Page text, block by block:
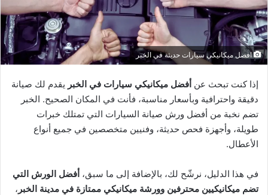
افضل ميكانيكي سيارات حديثة في الخبر
إذا كنت تبحث عن أفضل ميكانيكي سيارات في الخبر يقدم لك صيانة
دقيقة واحترافية وبأسعار مناسبة، فأنت في المكان الصحيح. الخبر
تضم نخبة من أفضل ورش صيانة السيارات التي تمتلك خبرات
طويلة، وأجهزة فحص حديثة، وفنيين متخصصين في جميع أنواع
الأعطال.
في هذا الدليل، نرشّح لك، بالإضافة إلى ما سبق، أفضل الورش التي
تضم ميكانيكيين محترفين وورشة ميكانيكي ممتازة في مدينة الخبر ،